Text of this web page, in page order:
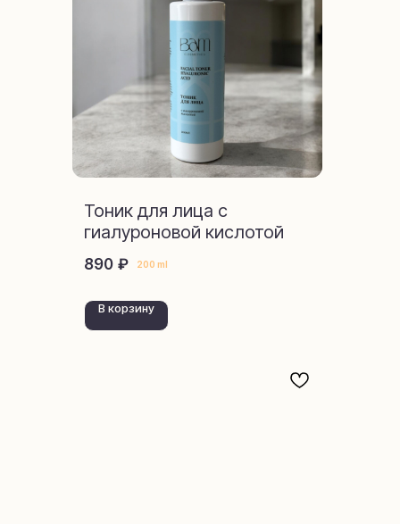
Тоник для лица с
гиалуроновой кислотой
890 ₽ 200 ml
В корзину